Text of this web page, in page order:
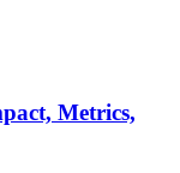
Metrics,